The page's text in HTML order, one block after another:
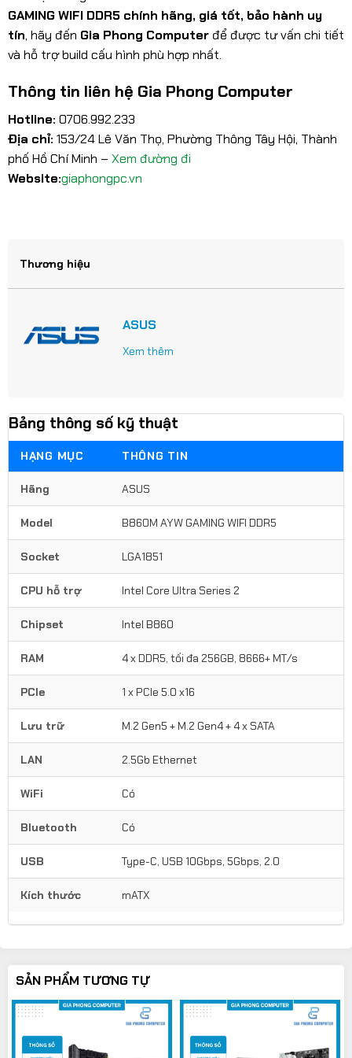
GAMING WIFI DDR5 chính hãng, giá tốt, bảo hành uy
tín, hãy đến Gia Phong Computer để được tư vấn chi tiết
và hỗ trợ build cấu hình phù hợp nhất.
Thông tin liên hệ Gia Phong Computer
Hotline: 0706.992.233
Địa chỉ: 153/24 Lê Văn Thọ, Phường Thông Tây Hội, Thành
phố Hồ Chí Minh – Xem đường đi
Website:giaphongpc.vn
Thương hiệu
ASUS
Xem thêm
Bảng thông số kỹ thuật
HẠNG MỤC THÔNG TIN
Hãng ASUS
Model B860M AYW GAMING WIFI DDR5
Socket LGA1851
CPU hỗ trợ Intel Core Ultra Series 2
Chipset Intel B860
RAM 4 x DDR5, tối đa 256GB, 8666+ MT/s
PCIe 1 x PCIe 5.0 x16
Lưu trữ M.2 Gen5 + M.2 Gen4 + 4 x SATA
LAN 2.5Gb Ethernet
WiFi Có
Bluetooth Có
USB Type-C, USB 10Gbps, 5Gbps, 2.0
Kích thước mATX
SẢN PHẨM TƯƠNG TỰ